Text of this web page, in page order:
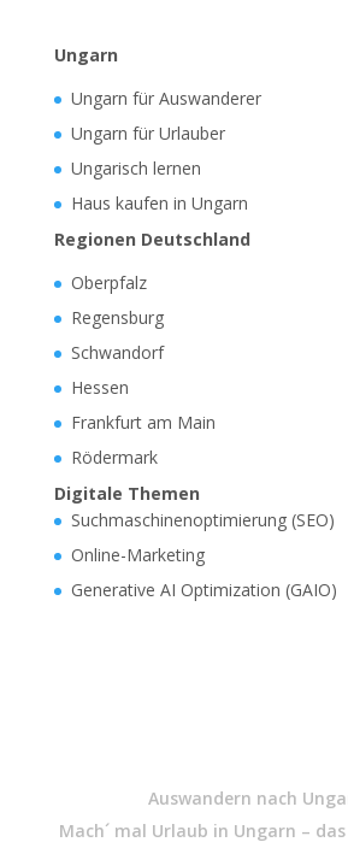
Ungarn
Ungarn für Auswanderer
Ungarn für Urlauber
Ungarisch lernen
Haus kaufen in Ungarn
Regionen Deutschland
Oberpfalz
Regensburg
Schwandorf
Hessen
Frankfurt am Main
Rödermark
Digitale Themen
Suchmaschinenoptimierung (SEO)
Online-Marketing
Generative AI Optimization (GAIO)
Auswandern nach
Mach´ mal Urlaub in Ungarn –